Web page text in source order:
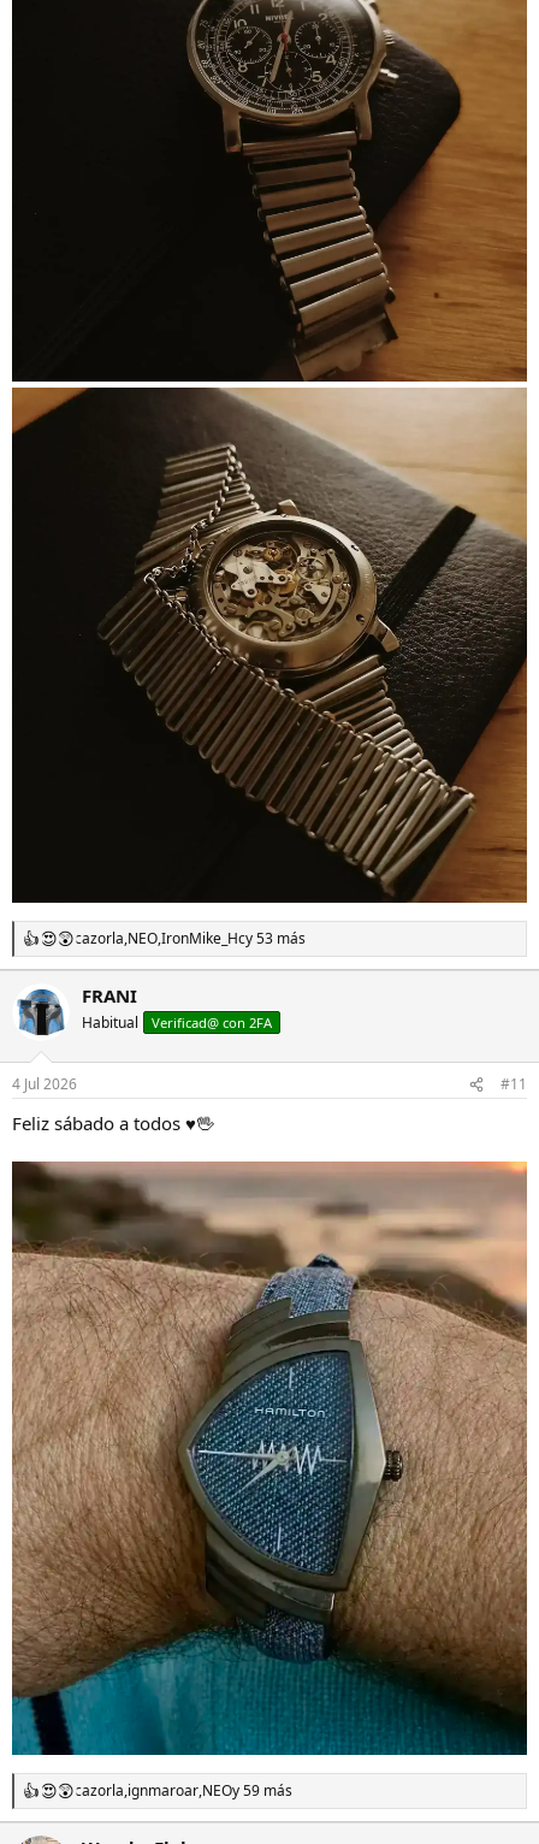
R
e
c
c
o
n
e
s
cazorla,NEO,IronMike_Hcy 53 más
FRANI
Habitual Verificad@ con 2FA
4 Jul 2026 #11
Feliz sábado a todos ♥️🖖
R
e
a
cazorla,ignmaroar,NEOy 59 más